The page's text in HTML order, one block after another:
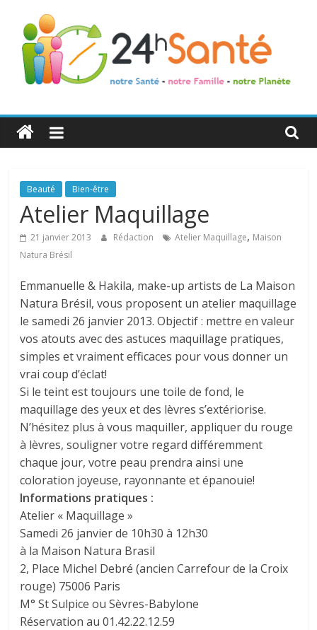
24h
Santé
La
santé
de
toute
Beauté Bien-être
Atelier Maquillage
21 janvier 2013 Rédaction Atelier Maquillage, Maison
Natura Brésil
Emmanuelle & Hakila, make-up artists de La Maison
Natura Brésil, vous proposent un atelier maquillage
le samedi 26 janvier 2013. Objectif : mettre en valeur
vos atouts avec des astuces maquillage pratiques,
simples et vraiment efficaces pour vous donner un
vrai coup d’éclat!
Si le teint est toujours une toile de fond, le
maquillage des yeux et des lèvres s’extériorise.
N’hésitez plus à vous maquiller, appliquer du rouge
à lèvres, souligner votre regard différemment
chaque jour, votre peau prendra ainsi une
coloration joyeuse, rayonnante et épanouie!
Informations pratiques :
Atelier « Maquillage »
Samedi 26 janvier de 10h30 à 12h30
à la Maison Natura Brasil
2, Place Michel Debré (ancien Carrefour de la Croix
rouge) 75006 Paris
M° St Sulpice ou Sèvres-Babylone
Réservation au 01.42.22.12.59